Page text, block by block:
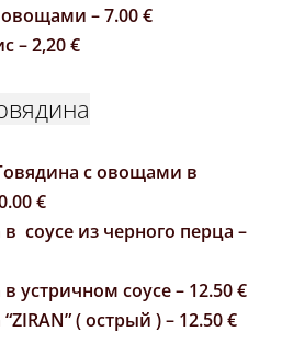
– 7.00 €
– 2,20 €
с овощами в
€
соусе из черного перца –
соусе – 12.50 €
( острый ) – 12.50 €